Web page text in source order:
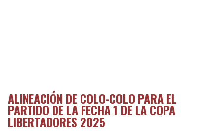
ALINEACIÓN DE COLO-COLO PARA EL
PARTIDO DE LA FECHA 1 DE LA COPA
LIBERTADORES 2025